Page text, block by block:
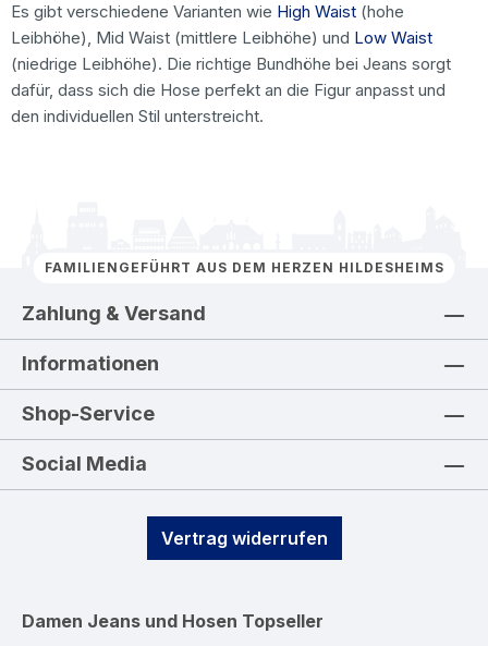
Es gibt verschiedene Varianten wie High Waist (hohe
Leibhöhe), Mid Waist (mittlere Leibhöhe) und Low Waist
(niedrige Leibhöhe). Die richtige Bundhöhe bei Jeans sorgt
dafür, dass sich die Hose perfekt an die Figur anpasst und
den individuellen Stil unterstreicht.
FAMILIENGEFÜHRT AUS DEM HERZEN HILDESHEIMS
Zahlung & Versand
Informationen
Shop-Service
Social Media
Vertrag widerrufen
Damen Jeans und Hosen Topseller